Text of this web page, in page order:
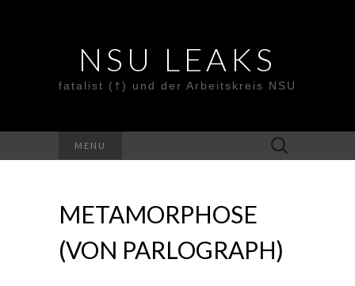
NSU LEAKS
fatalist (†) und der Arbeitskreis NSU
MENU
Suche
nach:
METAMORPHOSE
(VON PARLOGRAPH)